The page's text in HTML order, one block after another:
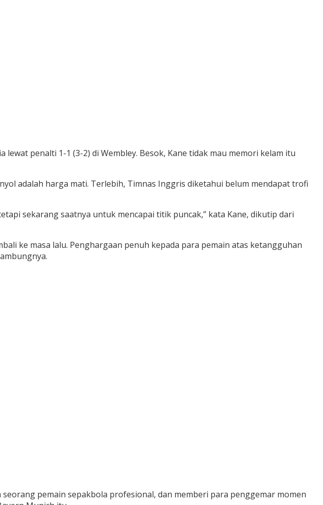
penalti 1-1 (3-2) di Wembley. Besok, Kane tidak mau memori kelam itu
adalah harga mati. Terlebih, Timnas Inggris diketahui belum mendapat trofi
sekarang saatnya untuk mencapai titik puncak,” kata Kane, dikutip dari
ke masa lalu. Penghargaan penuh kepada para pemain atas ketangguhan
pemain sepakbola profesional, dan memberi para penggemar momen